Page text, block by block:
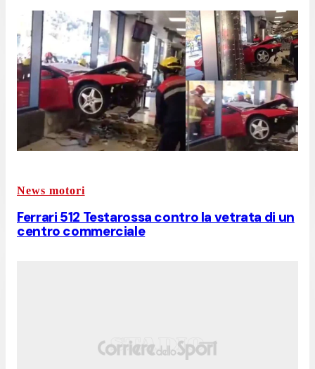
News motori
Ferrari 512 Testarossa contro la vetrata di un
centro commerciale